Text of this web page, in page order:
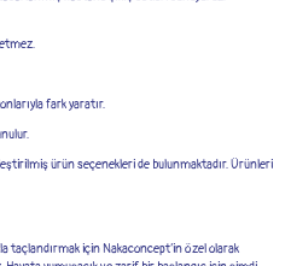
fark yaratır.
ürün seçenekleri de bulunmaktadır. Ürünleri
taçlandırmak için Nakaconcept’in özel olarak